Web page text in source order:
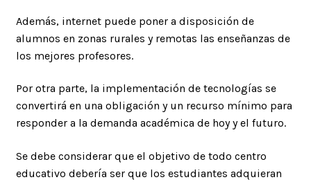
Además, internet puede poner a disposición de
alumnos en zonas rurales y remotas las enseñanzas de
los mejores profesores.
Por otra parte, la implementación de tecnologías se
convertirá en una obligación y un recurso mínimo para
responder a la demanda académica de hoy y el futuro.
Se debe considerar que el objetivo de todo centro
educativo debería ser que los estudiantes adquieran